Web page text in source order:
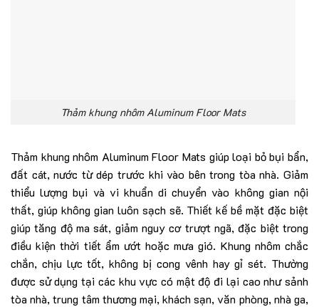
Thảm khung nhôm Aluminum Floor Mats
Thảm khung nhôm Aluminum Floor Mats giúp loại bỏ bụi bẩn,
đất cát, nước từ dép trước khi vào bên trong tòa nhà. Giảm
thiểu lượng bụi và vi khuẩn di chuyển vào không gian nội
thất, giúp không gian luôn sạch sẽ. Thiết kế bề mặt đặc biệt
giúp tăng độ ma sát, giảm nguy cơ trượt ngã, đặc biệt trong
điều kiện thời tiết ẩm ướt hoặc mưa gió. Khung nhôm chắc
chắn, chịu lực tốt, không bị cong vênh hay gỉ sét. Thường
được sử dụng tại các khu vực có mật độ đi lại cao như sảnh
tòa nhà, trung tâm thương mại, khách sạn, văn phòng, nhà ga,